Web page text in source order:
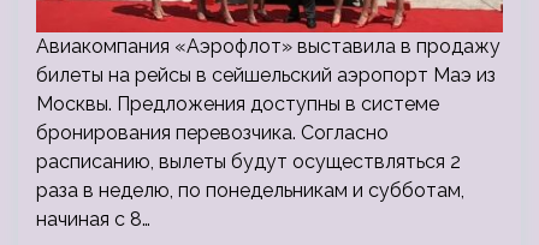
Авиакомпания «Аэрофлот» выставила в продажу
билеты на рейсы в сейшельский аэропорт Маэ из
Москвы. Предложения доступны в системе
бронирования перевозчика. Согласно
расписанию, вылеты будут осуществляться 2
раза в неделю, по понедельникам и субботам,
начиная с 8…